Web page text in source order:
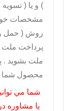
) و يا ( تسويه
مشخصات خود
روش ( حمل و
پرداخت ملت
ملت بشويد .
محصول شما
شما مي
يا مشاوره